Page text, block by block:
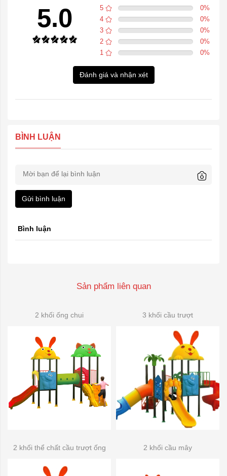
5.0 5 0%
4
0%
3
0%
2
0%
1
0%
Đánh giá và nhận xét
BÌNH LUẬN
Gửi bình luận
Bình luận
Sản phẩm liên quan
2 khối ống chui 3 khối cầu trượt
2 khối thể chất cầu trượt ống 2 khối cầu mây